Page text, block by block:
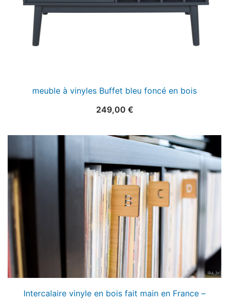
meuble à vinyles Buffet bleu foncé en bois
249,00 €
Intercalaire vinyle en bois fait main en France –